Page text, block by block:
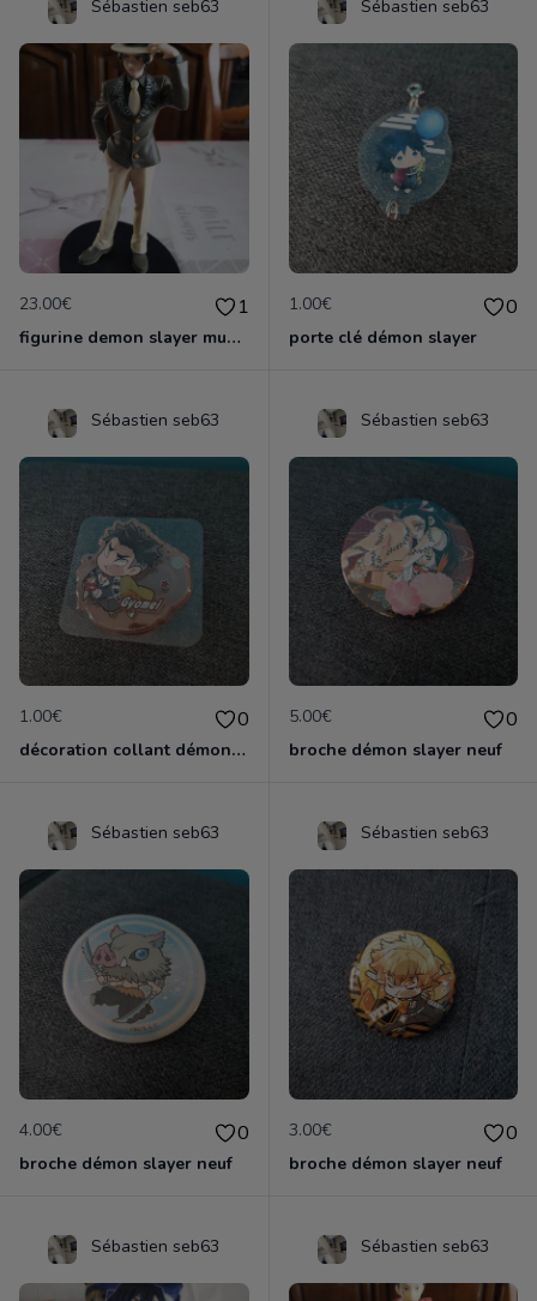
Sébastien seb63
23.00€ 1
figurine demon slayer muzan
Sébastien seb63
1.00€ 0
porte clé démon slayer
Sébastien seb63
1.00€ 0
décoration collant démon slayer neuf
Sébastien seb63
5.00€ 0
broche démon slayer neuf
Sébastien seb63
4.00€ 0
broche démon slayer neuf
Sébastien seb63
3.00€ 0
broche démon slayer neuf
Sébastien seb63 Sébastien seb63